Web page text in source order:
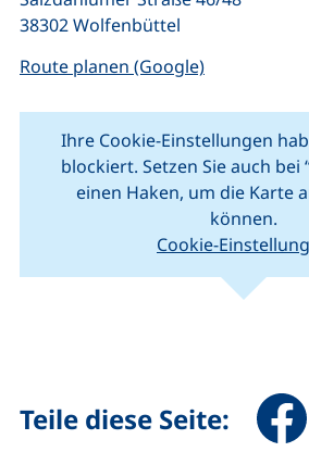
38302 Wolfenbüttel
Route planen (Google)(externer
Ihre Cookie-Einstellungen
blockiert. Setzen Sie auch bei
einen Haken, um die Karte
können.
Cookie-
(externer Link, öffnet neues
Kartendaten © Mitwirkende
Teile diese Seite: Seite